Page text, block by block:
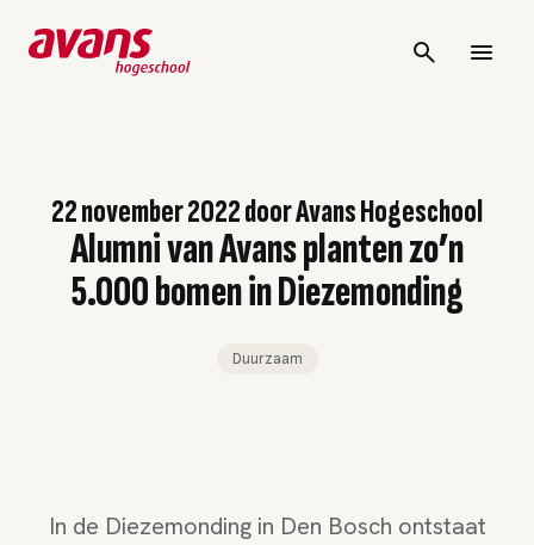
22 november 2022doorAvans Hogeschool
Alumni van Avans planten zo’n
5.000 bomen in Diezemonding
Duurzaam
In de Diezemonding in Den Bosch ontstaat